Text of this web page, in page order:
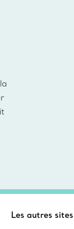
Les autres